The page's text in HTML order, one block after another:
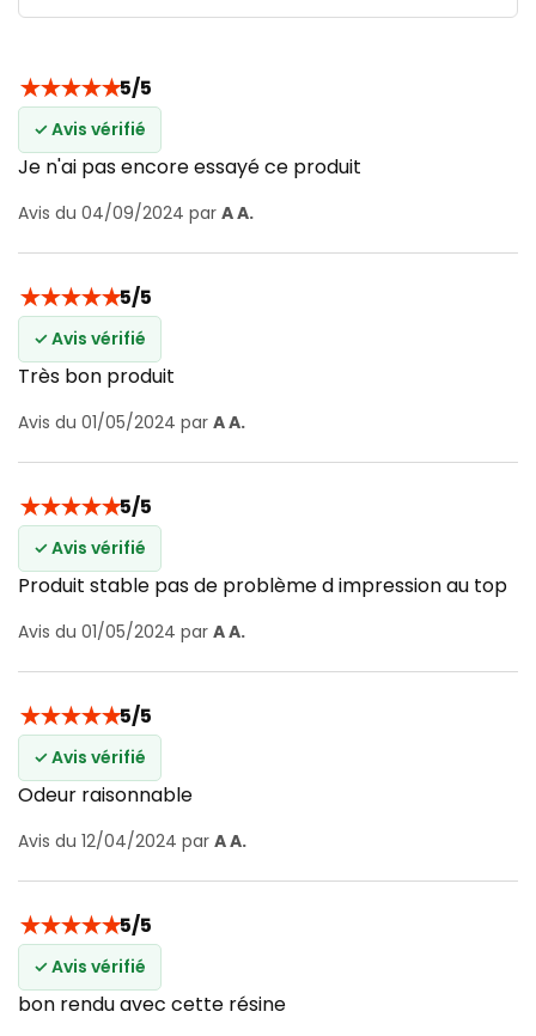
★★★★★5/5
✓ Avis vérifié
Je n'ai pas encore essayé ce produit
Avis du 04/09/2024 par A A.
★★★★★5/5
✓ Avis vérifié
Très bon produit
Avis du 01/05/2024 par A A.
★★★★★5/5
✓ Avis vérifié
Produit stable pas de problème d impression au top
Avis du 01/05/2024 par A A.
★★★★★5/5
✓ Avis vérifié
Odeur raisonnable
Avis du 12/04/2024 par A A.
★★★★★5/5
✓ Avis vérifié
bon rendu avec cette résine